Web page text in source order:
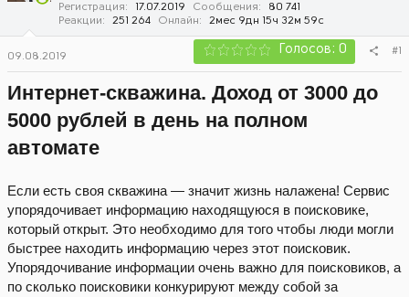
а
л
а
Регистрация 17.07.2019 Сообщения
80 741
Реакции
251 264 Онлайн 2мес 9дн 15ч 32м 59с
09.08.2019 Голосов: 0 #1
Интернет-скважина. Доход от 3000 до
5000 рублей в день на полном
автомате
Если есть своя скважина — значит жизнь налажена! Сервис
упорядочивает информацию находящуюся в поисковике,
который открыт. Это необходимо для того чтобы люди могли
быстрее находить информацию через этот поисковик.
Упорядочивание информации очень важно для поисковиков, а
по сколько поисковики конкурируют между собой за